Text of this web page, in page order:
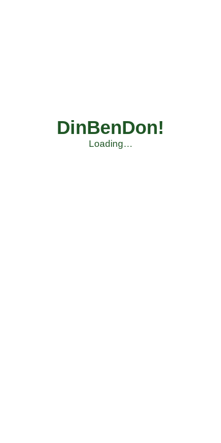
DinBenDon!
Loading…